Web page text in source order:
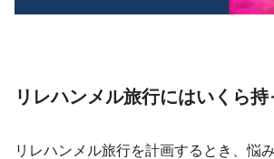
リレハンメル旅行にはいくら
リレハンメル旅行を計画するとき、悩